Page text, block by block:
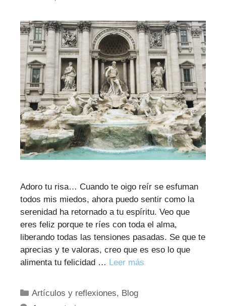
Adoro tu risa… Cuando te oigo reír se esfuman
todos mis miedos, ahora puedo sentir como la
serenidad ha retornado a tu espíritu. Veo que
eres feliz porque te ríes con toda el alma,
liberando todas las tensiones pasadas. Se que te
aprecias y te valoras, creo que es eso lo que
alimenta tu felicidad … Leer más
Categorías
Artículos y reflexiones, Blog